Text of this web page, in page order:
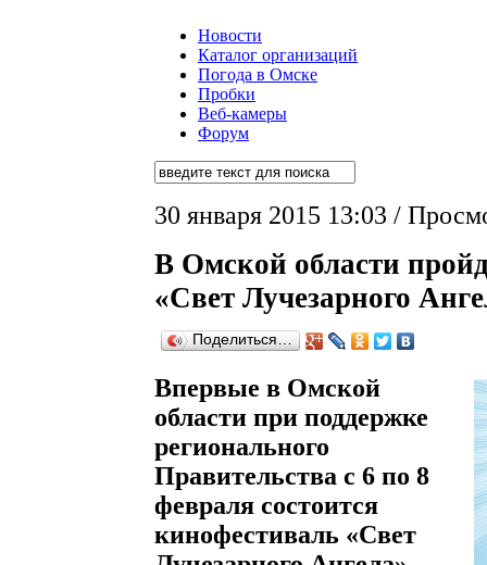
Новости
Каталог организаций
Погода в Омске
Пробки
Веб-камеры
Форум
30 января 2015 13:03 /
В Омской области
«Свет Лучезарного
Поделиться…
Впервые в Омской
области при поддержке
регионального
Правительства с 6 по 8
февраля состоится
кинофестиваль «Свет